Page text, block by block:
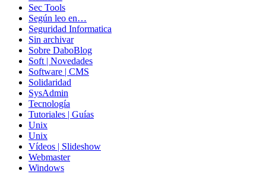
Sec Tools
Según leo en…
Seguridad Informatica
Sin archivar
Sobre DaboBlog
Soft | Novedades
Software | CMS
Solidaridad
SysAdmin
Tecnología
Tutoriales | Guías
Unix
Unix
Vídeos | Slideshow
Webmaster
Windows